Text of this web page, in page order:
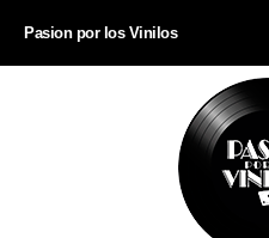
Pasion por los Vinilos